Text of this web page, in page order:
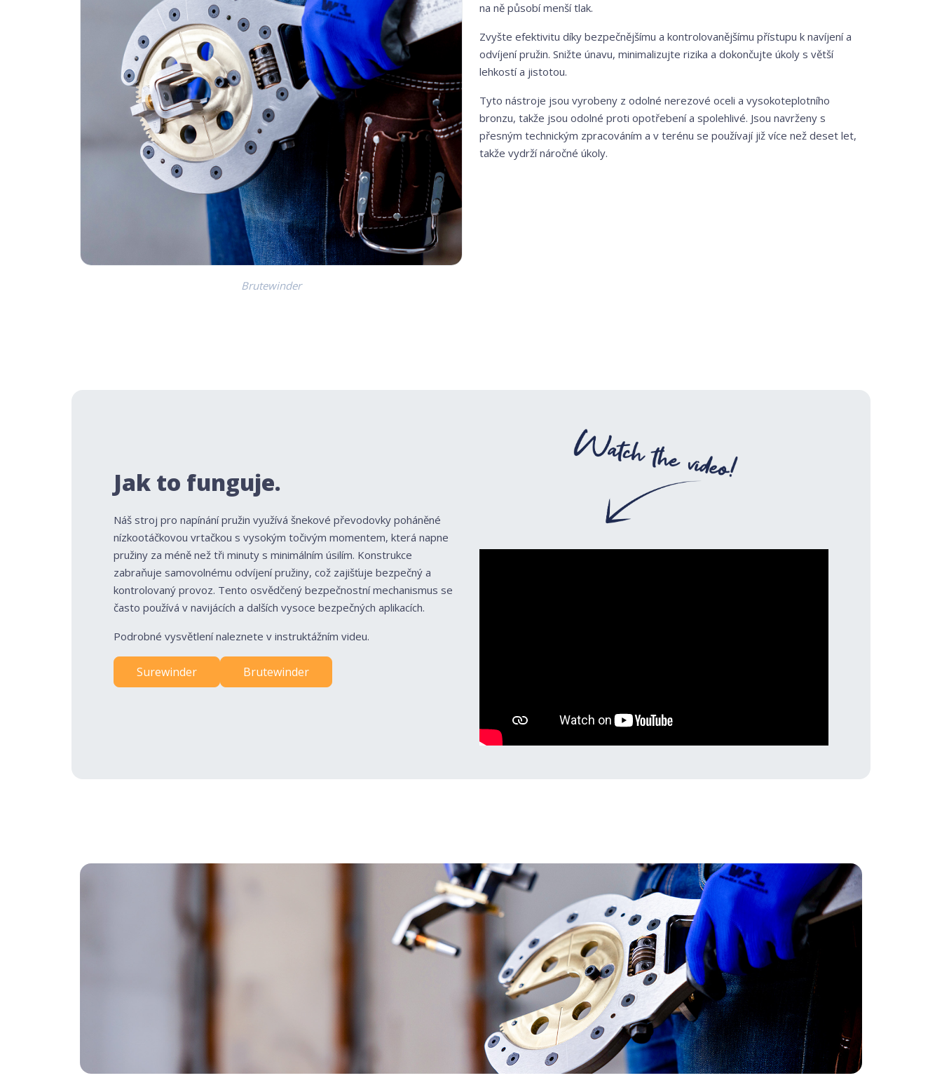
na ně působí menší tlak.
Zvyšte efektivitu díky bezpečnějšímu a kontrolovanějšímu přístupu k navíjení a
odvíjení pružin. Snižte únavu, minimalizujte rizika a dokončujte úkoly s větší
lehkostí a jistotou.
Tyto nástroje jsou vyrobeny z odolné nerezové oceli a vysokoteplotního
bronzu, takže jsou odolné proti opotřebení a spolehlivé. Jsou navrženy s
přesným technickým zpracováním a v terénu se používají již více než deset let,
takže vydrží náročné úkoly.
Brutewinder
Jak to funguje.
Náš stroj pro napínání pružin využívá šnekové převodovky poháněné
nízkootáčkovou vrtačkou s vysokým točivým momentem, která napne
pružiny za méně než tři minuty s minimálním úsilím. Konstrukce
zabraňuje samovolnému odvíjení pružiny, což zajišťuje bezpečný a
kontrolovaný provoz. Tento osvědčený bezpečnostní mechanismus se
často používá v navijácích a dalších vysoce bezpečných aplikacích.
Podrobné vysvětlení naleznete v instruktážním videu.
Surewinder Brutewinder